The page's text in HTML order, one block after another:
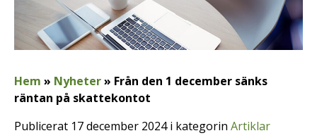
Hem » Nyheter» Från den 1 december sänks
räntan på skattekontot
Publicerat 17 december 2024 i kategorin Artiklar